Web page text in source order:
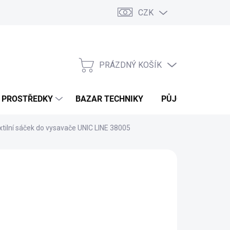
CZK
NÁKUPNÍ
PRÁZDNÝ KOŠÍK
BAZAR TECHNIKY PŮJČOVNA
sáček do vysavače UNIC LINE 38005